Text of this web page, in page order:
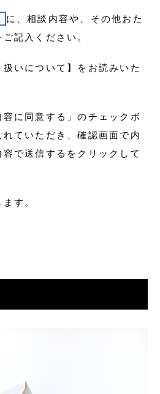
に、相談内容や、その他おた
記入ください。
扱いについて】をお読みいた
に同意する」のチェックボ
ていただき、確認画面で内
で送信するをクリックして
す。